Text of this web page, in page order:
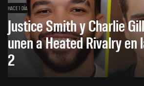
HACE 1 DÍA
Justice Smith y Charlie
unen a Heated Rivalry en
2